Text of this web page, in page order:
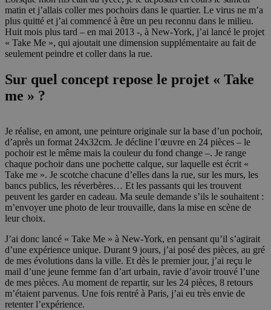
matin et j’allais coller mes pochoirs dans le quartier. Le virus ne m’a
plus quitté et j’ai commencé à être un peu reconnu dans le milieu.
Huit mois plus tard – en mai 2013 -, à New-York, j’ai lancé le projet
« Take Me », qui ajoutait une dimension supplémentaire au fait de
seulement peindre et coller dans la rue.
Sur quel concept repose le projet « Take
me » ?
Je réalise, en amont, une peinture originale sur la base d’un pochoir,
d’après un format 24x32cm. Je décline l’œuvre en 24 pièces – le
pochoir est le même mais la couleur du fond change –. Je range
chaque pochoir dans une pochette calque, sur laquelle est écrit «
Take me ». Je scotche chacune d’elles dans la rue, sur les murs, les
bancs publics, les réverbères… Et les passants qui les trouvent
peuvent les garder en cadeau. Ma seule demande s’ils le souhaitent :
m’envoyer une photo de leur trouvaille, dans la mise en scène de
leur choix.
J’ai donc lancé « Take Me » à New-York, en pensant qu’il s’agirait
d’une expérience unique. Durant 9 jours, j’ai posé des pièces, au gré
de mes évolutions dans la ville. Et dès le premier jour, j’ai reçu le
mail d’une jeune femme fan d’art urbain, ravie d’avoir trouvé l’une
de mes pièces. Au moment de repartir, sur les 24 pièces, 8 retours
m’étaient parvenus. Une fois rentré à Paris, j’ai eu très envie de
retenter l’expérience.